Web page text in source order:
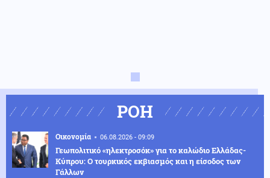
ΡΟΗ
Οικονομία 06.08.2026 - 09:09
Γεωπολιτικό «ηλεκτροσόκ» για το καλώδιο Ελλάδας-
Κύπρου: Ο τουρκικός εκβιασμός και η είσοδος των
Γάλλων